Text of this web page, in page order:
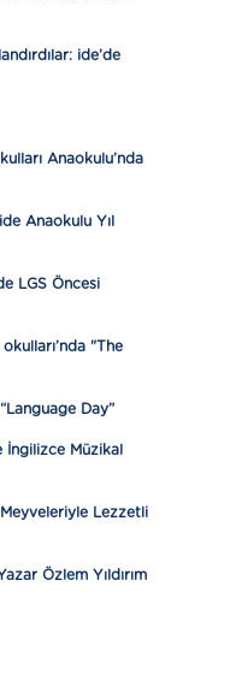
ide’de
Anaokulu’nda
Anaokulu Yıl
LGS Öncesi
"The
Day”
İngilizce Müzikal
Lezzetli
Özlem Yıldırım